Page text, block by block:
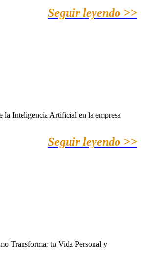
Seguir leyendo >>
la Inteligencia Artificial en la empresa
Seguir leyendo >>
Transformar tu Vida Personal y